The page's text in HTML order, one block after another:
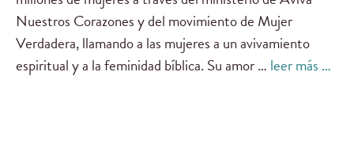
Nuestros Corazones y del movimiento de Mujer
Verdadera, llamando a las mujeres a un avivamiento
espiritual y a la feminidad bíblica. Su amor … leer más …